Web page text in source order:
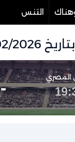
التنس
المصري
المصري
-